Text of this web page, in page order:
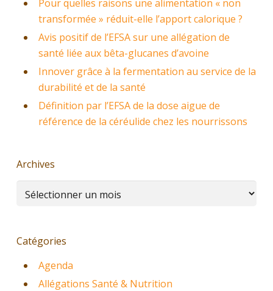
Pour quelles raisons une alimentation « non
transformée » réduit-elle l’apport calorique ?
Avis positif de l’EFSA sur une allégation de
santé liée aux bêta-glucanes d’avoine
Innover grâce à la fermentation au service de la
durabilité et de la santé
Définition par l’EFSA de la dose aigue de
référence de la céréulide chez les nourrissons
Archives
Archives
Catégories
Agenda
Allégations Santé & Nutrition